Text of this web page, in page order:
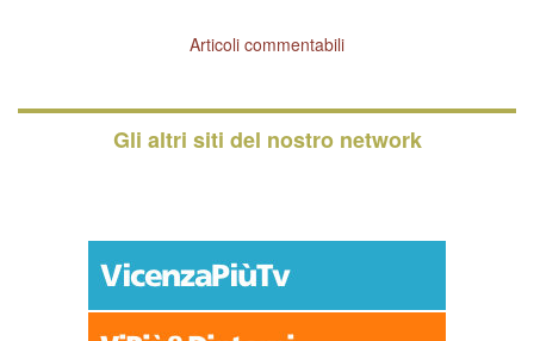
Articoli commentabili
Gli altri siti del nostro network